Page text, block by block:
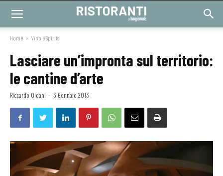
Home Vino e Spirits
Lasciare un’impronta sul territorio:
le cantine d’arte
Riccardo Oldani - 3 Gennaio 2013